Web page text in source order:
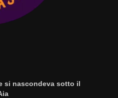
si nascondeva sotto il